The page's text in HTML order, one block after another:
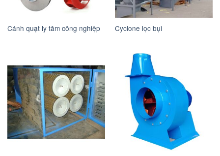
Cánh quạt ly tâm công nghiệp Cyclone lọc bụi